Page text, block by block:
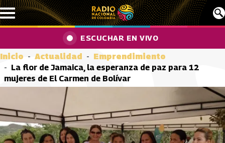
Pasar al contenido principal
ESCUCHAR EN VIVO
Inicio Actualidad
Emprendimiento
La flor de Jamaica, la esperanza de paz para 12
mujeres de El Carmen de Bolívar